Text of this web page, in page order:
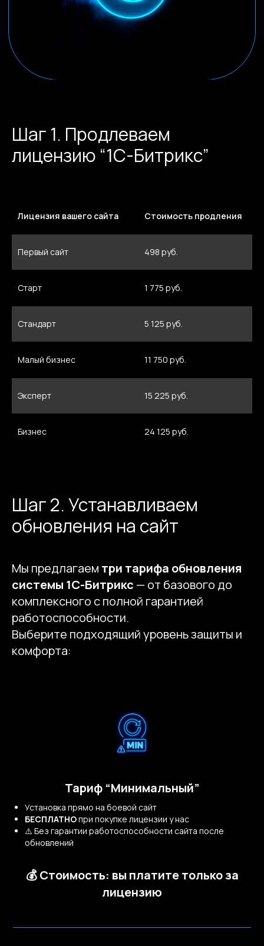
Шаг 1. Продлеваем
лицензию “1С-Битрикс”
Лицензия вашего сайта Стоимость продления
Первый сайт 498 руб.
Старт 1 775 руб.
Стандарт 5 125 руб.
Малый бизнес 11 750 руб.
Эксперт 15 225 руб.
Бизнес 24 125 руб.
Шаг 2. Устанавливаем
обновления на сайт
Мы предлагаем три тарифа обновления
системы 1С-Битрикс — от базового до
комплексного с полной гарантией
работоспособности.
Выберите подходящий уровень защиты и
комфорта:
Тариф “Минимальный”
Установка прямо на боевой сайт
БЕСПЛАТНОпри покупке лицензии у нас
⚠️ Без гарантии работоспособности сайта после
обновлений
💰 Стоимость: вы платите только за
лицензию
Обновление — это защита
вашего бизнеса.
современную систему.